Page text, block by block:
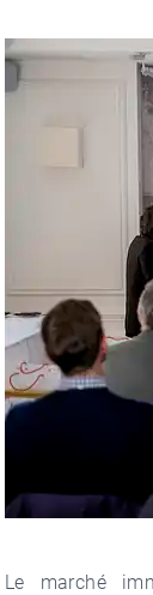
Le marché